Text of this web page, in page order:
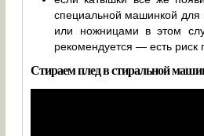
специальной машинкой для
или ножницами в этом
рекомендуется — есть риск
Стираем плед в стиральной